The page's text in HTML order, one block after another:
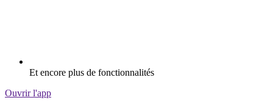
Et encore plus de fonctionnalités
Ouvrir l'app